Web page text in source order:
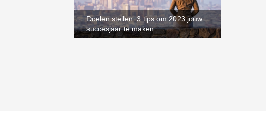
Doelen stellen: 3 tips om 2023 jouw
succesjaar te maken